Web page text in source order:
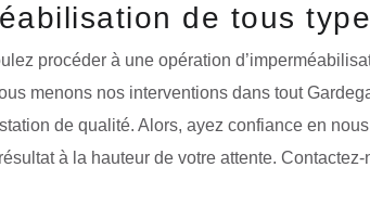
de tous
procéder à une opération
menons nos interventions dans tout
de qualité. Alors, ayez confiance en
à la hauteur de votre attente. Contactez-